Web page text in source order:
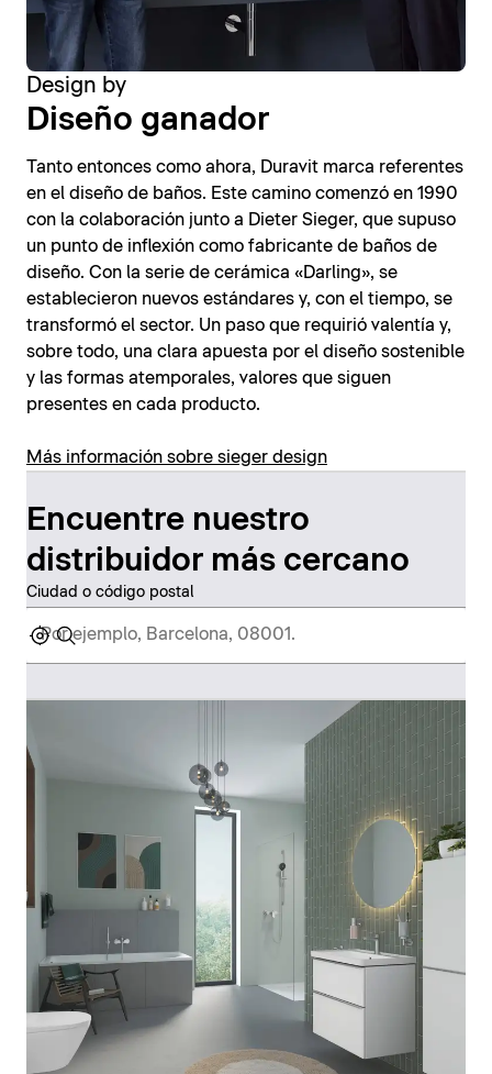
Design by
Diseño ganador
Tanto entonces como ahora, Duravit marca referentes
en el diseño de baños. Este camino comenzó en 1990
con la colaboración junto a Dieter Sieger, que supuso
un punto de inflexión como fabricante de baños de
diseño. Con la serie de cerámica «Darling», se
establecieron nuevos estándares y, con el tiempo, se
transformó el sector. Un paso que requirió valentía y,
sobre todo, una clara apuesta por el diseño sostenible
y las formas atemporales, valores que siguen
presentes en cada producto.
Más información sobre sieger design
Encuentre nuestro
distribuidor más cercano
Ciudad o código postal